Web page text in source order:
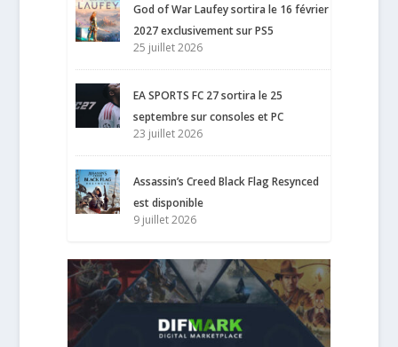
God of War Laufey sortira le 16 février
2027 exclusivement sur PS5
25 juillet 2026
EA SPORTS FC 27 sortira le 25
septembre sur consoles et PC
23 juillet 2026
Assassin’s Creed Black Flag Resynced
est disponible
9 juillet 2026